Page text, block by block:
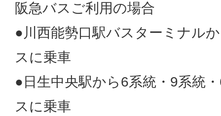
阪急バスご利用の場合
●川西能勢口駅バスターミナル
スに乗車
●日生中央駅から6系統・9系統
スに乗車